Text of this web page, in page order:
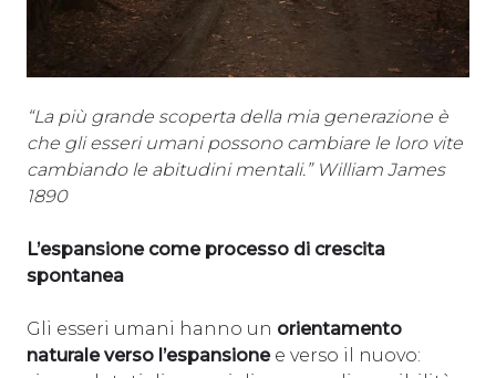
“La più grande scoperta della mia generazione è
che gli esseri umani possono cambiare le loro vite
cambiando le abitudini mentali.” William James
1890
L’espansione come processo di crescita
spontanea
Gli esseri umani hanno un orientamento
naturale verso l’espansionee verso il nuovo: